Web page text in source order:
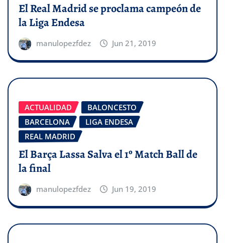
El Real Madrid se proclama campeón de
la Liga Endesa
manulopezfdez Jun 21, 2019
ACTUALIDAD
BALONCESTO
BARCELONA
LIGA ENDESA
REAL MADRID
El Barça Lassa Salva el 1º Match Ball de
la final
manulopezfdez Jun 19, 2019